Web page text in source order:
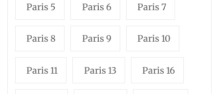
Paris 5 Paris 6 Paris 7
Paris 8 Paris 9 Paris 10
Paris 11 Paris 13 Paris 16